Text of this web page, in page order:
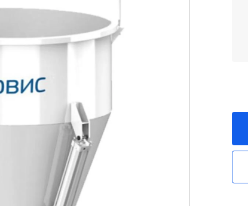
Промышленные фильтры и комплектующие
Оборудование для производства ЖБИ
Промышленные вибраторы
Дробильно-сортировочный комплекс